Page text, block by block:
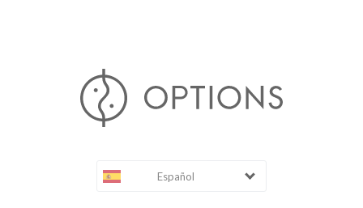
Español